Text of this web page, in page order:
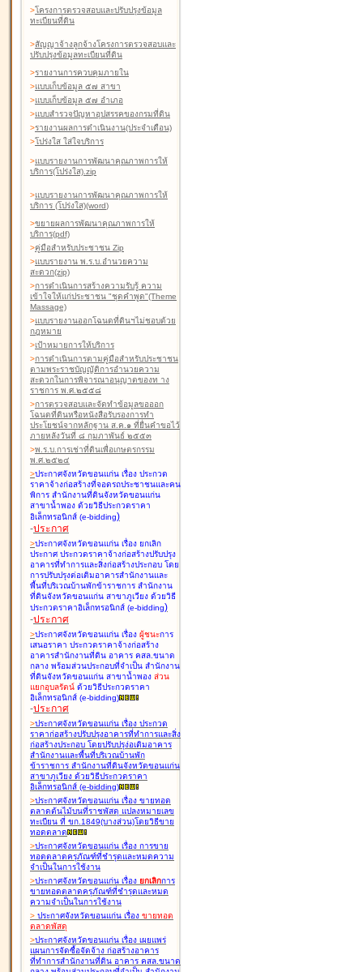
>โครงการตรวจสอบและปรับปรุงข้อมูล
ทะเบียนที่ดิน
>สัญญาจ้างลูกจ้างโครงการตรวจสอบและ
ปรับปรุงข้อมูลทะเบียนที่ดิน
>รายงานการควบคุมภายใน
>แบบเก็บข้อมูล ๕๗ สาขา
>แบบเก็บข้อมูล ๕๗ อำเภอ
>แบบสำรวจปัญหาอุปสรรคของกรมที่ดิน
>รายงานผลการดำเนินงาน(ประจำเดือน)
>โปร่งใส ใส่ใจบริการ
>แบบรายงานการพัฒนาคุณภาพการให้
บริการ(โปร่งใส).zip
>แบบรายงานการพัฒนาคุณภาพการให้
บริการ (โปร่งใส)(word)
>ขยายผลการพัฒนาคุณภาพการให้
บริการ(pdf)
>คู่มือสำหรับประชาชน Zip
>แบบรายงาน พ.ร.บ.อำนวยความ
สะดวก(zip)
>การดำเนินการสร้างความรับรู้ ความ
เข้าใจให้แก่ประชาชน "ชุดคำพูด"(Theme
Massage)
>แบบรายงานออกโฉนดที่ดินฯไม่ชอบด้วย
กฎหมาย
>เป้าหมายการให้บริการ
>การดำเนินการตามคู่มือสำหรับประชาชน
ตามพระราชบัญญัติการอำนวยความ
สะดวกในการพิจารณาอนุญาตของท าง
ราชการ พ.ศ.๒๕๕๘
>การตรวจสอบและจัดทำข้อมูลขอออก
โฉนดที่ดินหรือหนังสือรับรองการทำ
ประโยชน์จากหลักฐาน ส.ค.๑ ที่ยื่นคำขอไว้
ภายหลังวันที่ ๘ กุมภาพันธ์ ๒๕๕๓
>พ.ร.บ.การเช่าที่ดินเพื่อเกษตรกรรม
พ.ศ.๒๕๒๔
>ประกาศจังหวัดขอนแก่น เรื่อง ประกวด
ราคาจ้างก่อสร้างที่จอดรถประชาชนและคน
พิการ สำนักงานที่ดินจังหวัดขอนแก่น
สาขาน้ำพอง ด้วยวิธีประกวดราคา
อิเล็กทรอนิกส์ (e-bidding)
-ประกาศ
>ประกาศจังหวัดขอนแก่น เรื่อง ยกเลิก
ประกาศ ประกวดราคาจ้างก่อสร้างปรับปรุง
อาคารที่ทำการและสิ่งก่อสร้างประกอบ โดย
การปรับปรุงต่อเติมอาคารสำนักงานและ
พื้นที่บริเวณบ้านพักข้าราชการ สำนักงาน
ที่ดินจังหวัดขอนแก่น สาขาภูเวียง ด้วยวิธี
ประกวดราคาอิเล็กทรอนิกส์ (e-bidding)
-ประกาศ
>ประกาศจังหวัดขอนแก่น เรื่อง ผู้ชนะการ
เสนอราคา ประกวดราคาจ้างก่อสร้าง
อาคารสำนักงานที่ดิน อาคาร คสล.ขนาด
กลาง พร้อมส่วนประกอบที่จำเป็น สำนักงาน
ที่ดินจังหวัดขอนแก่น สาขาน้ำพอง ส่วน
แยกอุบลรัตน์ ด้วยวิธีประกวดราคา
อิเล็กทรอนิกส์ (e-bidding)
-ประกาศ
>ประกาศจังหวัดขอนแก่น เรื่อง ประกวด
ราคาก่อสร้างปรับปรุงอาคารที่ทำการและสิ่ง
ก่อสร้างประกอบ โดยปรับปรุง่อเติมอาคาร
สำนักงานและพื้นที่บริเวณบ้านพัก
ข้าราชการ สำนักงานที่ดินจังหวัดขอนแก่น
สาขาภูเวียง ด้วยวิธีประกวดราคา
อิเล็กทรอนิกส์ (e-bidding)
>ประกาศจังหวัดขอนแก่น เรื่อง ขายทอด
ตลาดต้นไม้บนที่ราชพัสดุ แปลงหมายเลข
ทะเบียน ที่ ขก.1849(บางส่วน)โดยวิธีขาย
ทอดตลาด
>ประกาศจังหวัดขอนแก่น เรื่อง การขาย
ทอดตลาดครุภัณฑ์ที่ชำรุดและหมดความ
จำเป็นในการใช้งาน
>ประกาศจังหวัดขอนแก่น เรื่อง ยกเลิกการ
ขายทอดตลาดครุภัณฑ์ที่ชำรุดและหมด
ความจำเป็นในการใช้งาน
> ประกาศจังหวัดขอนแก่น เรื่อง ขายทอด
ตลาดพัสดุ
>ประกาศจังหวัดขอนแก่น เรื่อง เผยแพร่
แผนการจัดซื้อจัดจ้าง ก่อสร้างอาคาร
ที่ทำการสำนักงานที่ดิน อาคาร คสล.ขนาด